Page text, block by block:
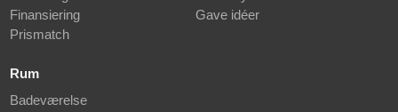
Finansiering
Prismatch
Gave idéer
Rum
Badeværelse